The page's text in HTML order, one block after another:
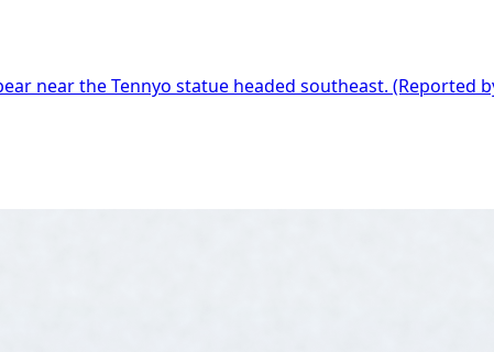
near the Tennyo statue headed southeast. (Reported